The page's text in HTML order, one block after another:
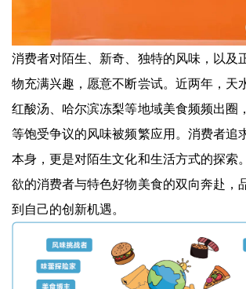
消费者对陌生、新奇、独特的风味，以及
物充满兴趣，愿意不断尝试。近两年，天
红酸汤、哈尔滨冻梨等地域美食频频出圈
等饱受争议的风味被频繁应用。消费者追
本身，更是对陌生文化和生活方式的探索
欲的消费者与特色好物美食的双向奔赴，
到自己的创新机遇。